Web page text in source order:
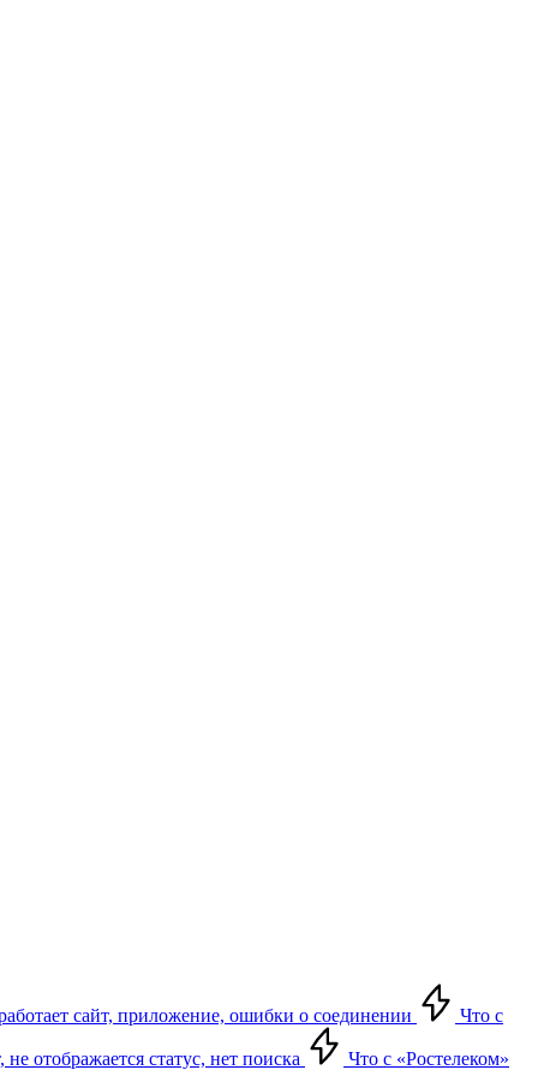
сайт, приложение, ошибки о соединении Что с
отображается статус, нет поиска Что с «Ростелеком»